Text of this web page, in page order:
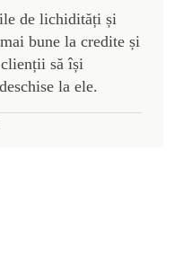
de lichidități și
bune la credite și
să își
la ele.